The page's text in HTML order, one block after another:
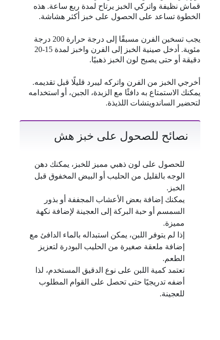
قماش نظيفة واتركي الخبز يرتاح لمدة ربع ساعة. هذه
الخطوة تساعد على الحصول على خبز أكثر هشاشة.
يجب تسخين الفرن مسبقًا إلى درجة حرارة 200 درجة
مئوية. أدخل صينية الخبز إلى الفرن واخبز لمدة 15-20
دقيقة أو حتى يصبح لون الخبز ذهبيًا.
أخرجي الخبز من الفرن واتركه ليبرد قليلًا قبل تقديمه.
يمكنك الاستمتاع به دافئًا مع الزبدة، الجبن، أو استخدامه
لتحضير الساندويتشات اللذيذة.
نصائح للصحول على خبز هش
للحصول على لون ذهبي مميز للخبز، يمكنك دهن
الوجه بالقليل من الحليب أو البيض المخفوق قبل
الخبز.
يمكنك إضافة بعض الأعشاب المجففة أو بذور
السمسم أو حبة البركة إلى العجينة لإضافة نكهة
مميزة.
إذا لم يتوفر اللبن، يمكن استبداله بالماء الدافئ مع
إضافة ملعقة صغيرة من الحليب البودرة لتعزيز
الطعم.
تعتمد كمية اللبن على نوع الدقيق المستخدم، لذا
أضفه تدريجيًا حتى تحصل على القوام المطلوب
للعجينة.